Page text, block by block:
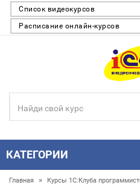
Список видеокурсов
Расписание онлайн-курсов
КАТЕГОРИИ
Главная » Курсы 1С:Клуба